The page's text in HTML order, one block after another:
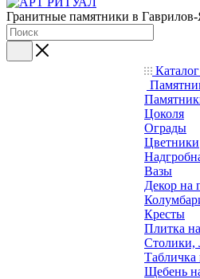
Гранитные памятники в
Каталог
Цоколя
Ограды
Цветники
Вазы
Декор на
Кресты
Плитка
Столики,
Табличка
Щебень